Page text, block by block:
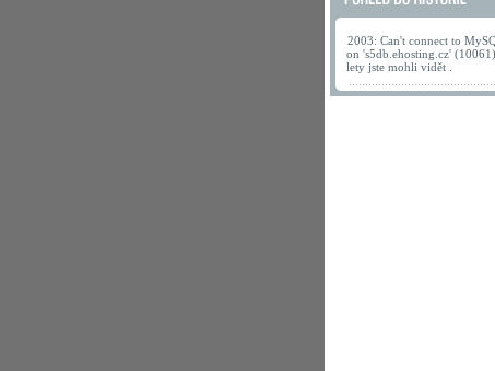
2003: Can't connect to
on 's5db.ehosting.cz'
lety jste mohli vidět .